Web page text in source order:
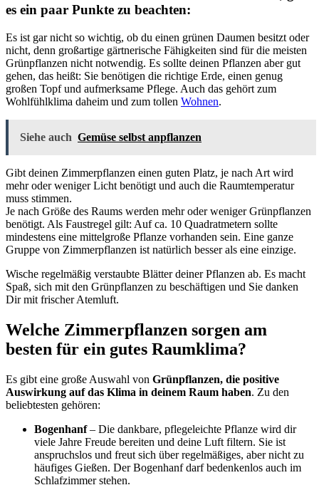
es ein paar Punkte zu beachten:
Es ist gar nicht so wichtig, ob du einen grünen Daumen besitzt oder
nicht, denn großartige gärtnerische Fähigkeiten sind für die meisten
Grünpflanzen nicht notwendig. Es sollte deinen Pflanzen aber gut
gehen, das heißt: Sie benötigen die richtige Erde, einen genug
großen Topf und aufmerksame Pflege. Auch das gehört zum
Wohlfühlklima daheim und zum tollen Wohnen.
Siehe auch Gemüse selbst anpflanzen
Gibt deinen Zimmerpflanzen einen guten Platz, je nach Art wird
mehr oder weniger Licht benötigt und auch die Raumtemperatur
muss stimmen.
Je nach Größe des Raums werden mehr oder weniger Grünpflanzen
benötigt. Als Faustregel gilt: Auf ca. 10 Quadratmetern sollte
mindestens eine mittelgroße Pflanze vorhanden sein. Eine ganze
Gruppe von Zimmerpflanzen ist natürlich besser als eine einzige.
Wische regelmäßig verstaubte Blätter deiner Pflanzen ab. Es macht
Spaß, sich mit den Grünpflanzen zu beschäftigen und Sie danken
Dir mit frischer Atemluft.
Welche Zimmerpflanzen sorgen am
besten für ein gutes Raumklima?
Es gibt eine große Auswahl von Grünpflanzen, die positive
Auswirkung auf das Klima in deinem Raum haben. Zu den
beliebtesten gehören:
Bogenhanf– Die dankbare, pflegeleichte Pflanze wird dir
viele Jahre Freude bereiten und deine Luft filtern. Sie ist
anspruchslos und freut sich über regelmäßiges, aber nicht zu
häufiges Gießen. Der Bogenhanf darf bedenkenlos auch im
Schlafzimmer stehen.